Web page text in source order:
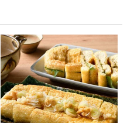
著名人も通う名店の味を再現す
るため、人気の蛸之徹オリジナ
ルソースも添付されており、本
場の味わいを余すところなく堪
能できます。1袋10個入りの食
べ切りサイズは、ランチや小腹
が空いた際の間食にも最適で